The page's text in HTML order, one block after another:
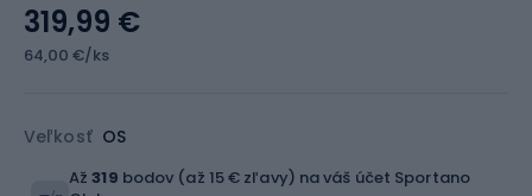
Veľkosť OS
319,99 €
64,00 €/ks
Až319 bodov (až 15 € zľavy) na váš účet Sportano